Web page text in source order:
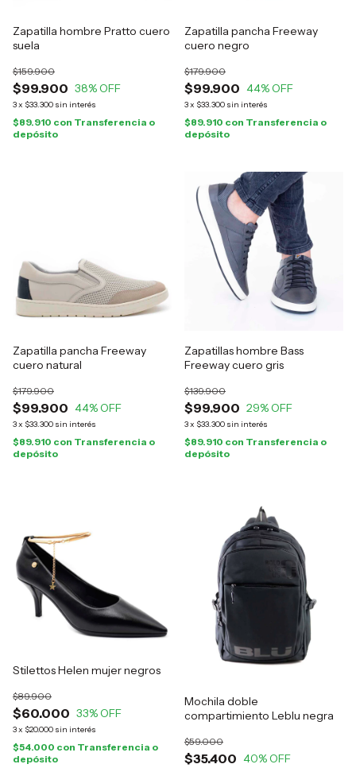
Zapatilla hombre Pratto cuero
suela
$99.900
$159.900
38% OFF
3x $33.300 sin interés
$89.910 con Transferencia o
depósito
Zapatilla pancha Freeway
cuero negro
$99.900
$179.900
44% OFF
3x $33.300 sin interés
$89.910 con Transferencia o
depósito
Zapatilla pancha Freeway
cuero natural
$99.900
$179.900
44% OFF
3x $33.300 sin interés
$89.910 con Transferencia o
depósito
Zapatillas hombre Bass
Freeway cuero gris
$99.900
$139.900
29% OFF
3x $33.300 sin interés
$89.910 con Transferencia o
depósito
Stilettos Helen mujer negros
$60.000
$89.900
33% OFF
3x $20.000 sin interés
$54.000 con Transferencia o
depósito
Mochila doble
compartimiento Leblu negra
$35.400
$59.000
40% OFF